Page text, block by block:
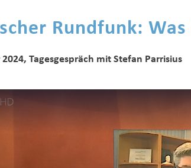
Rundfunk:
2024, Tagesgespräch mit Stefan Parrisius